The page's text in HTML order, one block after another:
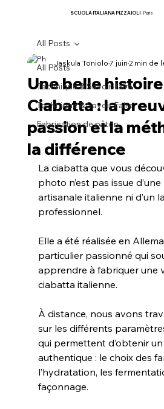
SCUOLA ITALIANA PIZZAIOLI- Paris
All Posts
Technique & Savoir-faire
Technique & Savoir Faire
Fabrication de pâton
All Posts
Une belle
Ciabatta : la
passion et la
la différence
Jaskula Toniolo7 juin2 min de
La ciabatta que vous
photo n’est pas issue
artisanale italienne ni d’un
professionnel.
Elle a été réalisée en
particulier passionné qui
apprendre à fabriquer une
ciabatta italienne.
À distance, nous avons
sur les différents
qui permettent d’obtenir
authentique : le choix des
l’hydratation, les
façonnage.